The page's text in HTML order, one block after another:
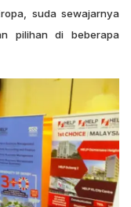
suda sewajarnya
pilihan di beberapa